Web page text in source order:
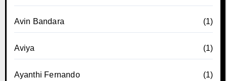
Avin Bandara (1)
Aviya (1)
Ayanthi Fernando (1)